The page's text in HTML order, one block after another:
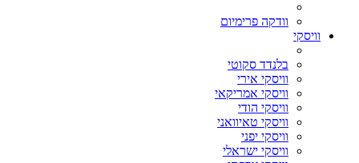
וודקה פרימיום
וויסקי
בלנדד סקוטי
וויסקי אירי
וויסקי אמריקאי
וויסקי הודי
וויסקי טאיוואני
וויסקי יפני
וויסקי ישראלי